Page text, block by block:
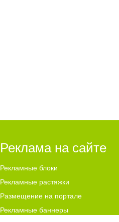
Реклама на сайте
Рекламные блоки
Рекламные растяжки
Размещение на портале
Рекламные баннеры